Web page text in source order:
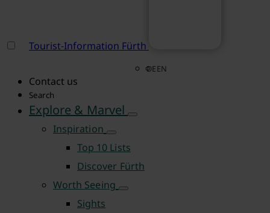
Tourist-Information Fürth
DEEN
Contact us
Search
Explore & Marvel
Inspiration
Top 10 Lists
Discover Fürth
Worth Seeing
Sights